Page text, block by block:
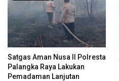
Satgas Aman Nusa II Polresta
Palangka Raya Lakukan
Pemadaman Lanjutan